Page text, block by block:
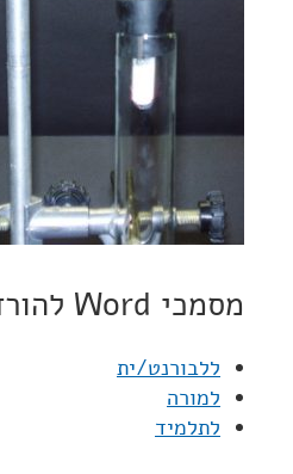
מסמכי Word להורדה
ללבורנט/ית
למורה
לתלמיד